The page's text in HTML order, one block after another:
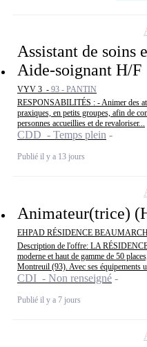
Assistant de soins
Aide-soignant H/F
VYV 3 - 93 - PANTIN
RESPONSABILITÉS : - Animer des
praxiques, en petits groupes, afin de
personnes accueillies et de revaloriser...
CDD - Temps plein
Publié il y a 13 jours
Animateur(trice)
EHPAD RÉSIDENCE
Description de l'offre: LA
moderne et haut de gamme de 50
Montreuil (93). Avec ses équipements
CDI - Non renseigné
Publié il y a 7 jours